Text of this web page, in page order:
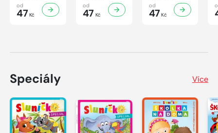
od
47 Kč
od
47 Kč
od
47Kč
Speciály Více